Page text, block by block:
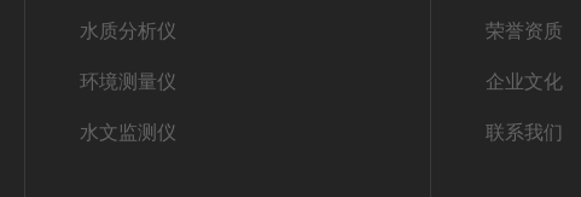
水质分析仪
环境测量仪
水文监测仪
荣誉资质
企业文化
联系我们